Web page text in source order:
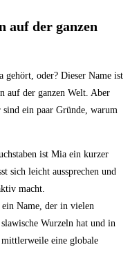
auf‌ der ganzen​
gehört, oder? Dieser Name ist
auf der ganzen Welt. Aber
sind ein‍ paar Gründe, warum
ist Mia ⁤ein kurzer
sich​ leicht aussprechen ⁤und
macht.
ein Name, der in⁢ vielen
Wurzeln ⁤hat ⁤und in‌
eine globale